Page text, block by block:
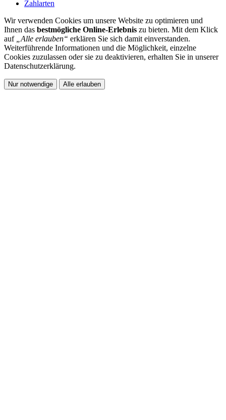
Zahlarten
Wir verwenden Cookies um unsere Website zu optimieren und
Ihnen das bestmögliche Online-Erlebnis zu bieten. Mit dem Klick
auf
„Alle erlauben“ erklären Sie sich damit einverstanden.
Weiterführende Informationen und die Möglichkeit, einzelne
Cookies zuzulassen oder sie zu deaktivieren, erhalten Sie in unserer
Datenschutzerklärung.
Nur notwendige Alle erlauben